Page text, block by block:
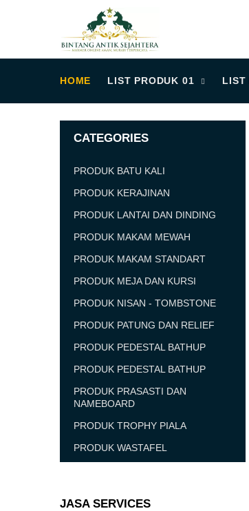
HOME LIST PRODUK 01 LIST
CATEGORIES
PRODUK BATU KALI
PRODUK KERAJINAN
PRODUK LANTAI DAN DINDING
PRODUK MAKAM MEWAH
PRODUK MAKAM STANDART
PRODUK MEJA DAN KURSI
PRODUK NISAN - TOMBSTONE
PRODUK PATUNG DAN RELIEF
PRODUK PEDESTAL BATHUP
PRODUK PEDESTAL BATHUP
PRODUK PRASASTI DAN
NAMEBOARD
PRODUK TROPHY PIALA
PRODUK WASTAFEL
JASA SERVICES